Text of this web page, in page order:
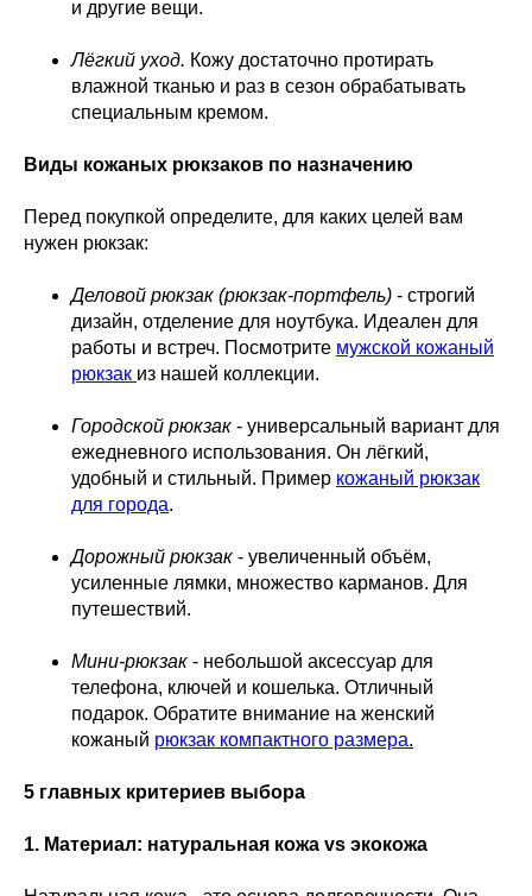
и другие вещи.
Лёгкий уход. Кожу достаточно протирать
влажной тканью и раз в сезон обрабатывать
специальным кремом.
Виды кожаных рюкзаков по назначению
Перед покупкой определите, для каких целей вам
нужен рюкзак:
Деловой рюкзак (рюкзак-портфель) - строгий
дизайн, отделение для ноутбука. Идеален для
работы и встреч. Посмотрите мужской кожаный
рюкзак из нашей коллекции.
Городской рюкзак - универсальный вариант для
ежедневного использования. Он лёгкий,
удобный и стильный. Пример кожаный рюкзак
для города.
Дорожный рюкзак - увеличенный объём,
усиленные лямки, множество карманов. Для
путешествий.
Мини-рюкзак - небольшой аксессуар для
телефона, ключей и кошелька. Отличный
подарок. Обратите внимание на женский
кожаный рюкзак компактного размера.
5 главных критериев выбора
1. Материал: натуральная кожа vs экокожа